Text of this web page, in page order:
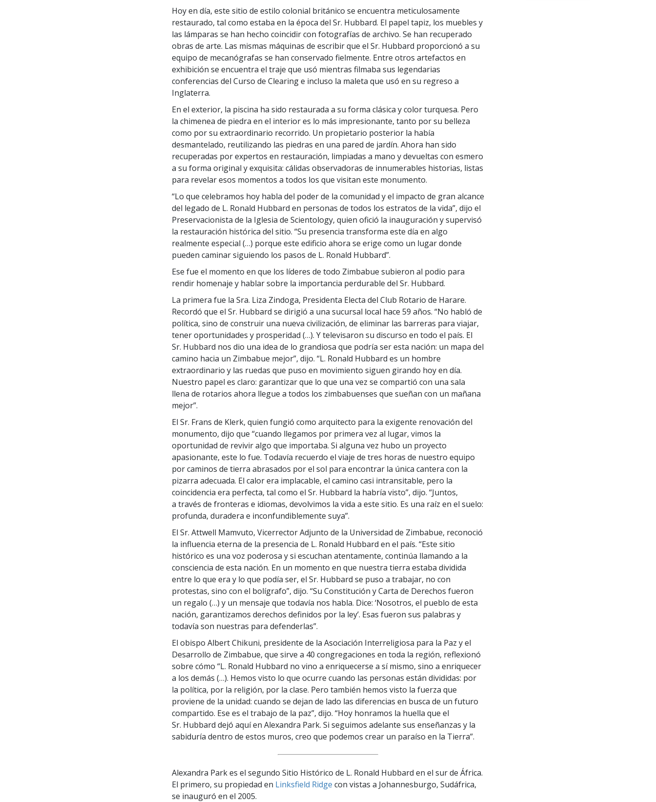
Hoy en día, este sitio de estilo colonial británico se encuentra meticulosamente
restaurado, tal como estaba en la época del Sr. Hubbard. El papel tapiz, los muebles y
las lámparas se han hecho coincidir con fotografías de archivo. Se han recuperado
obras de arte. Las mismas máquinas de escribir que el Sr. Hubbard proporcionó a su
equipo de mecanógrafas se han conservado fielmente. Entre otros artefactos en
exhibición se encuentra el traje que usó mientras filmaba sus legendarias
conferencias del Curso de Clearing e incluso la maleta que usó en su regreso a
Inglaterra.
En el exterior, la piscina ha sido restaurada a su forma clásica y color turquesa. Pero
la chimenea de piedra en el interior es lo más impresionante, tanto por su belleza
como por su extraordinario recorrido. Un propietario posterior la había
desmantelado, reutilizando las piedras en una pared de jardín. Ahora han sido
recuperadas por expertos en restauración, limpiadas a mano y devueltas con esmero
a su forma original y exquisita: cálidas observadoras de innumerables historias, listas
para revelar esos momentos a todos los que visitan este monumento.
“Lo que celebramos hoy habla del poder de la comunidad y el impacto de gran alcance
del legado de L. Ronald Hubbard en personas de todos los estratos de la vida”, dijo el
Preservacionista de la Iglesia de Scientology, quien ofició la inauguración y supervisó
la restauración histórica del sitio. “Su presencia transforma este día en algo
realmente especial (…) porque este edificio ahora se erige como un lugar donde
pueden caminar siguiendo los pasos de L. Ronald Hubbard”.
Ese fue el momento en que los líderes de todo Zimbabue subieron al podio para
rendir homenaje y hablar sobre la importancia perdurable del Sr. Hubbard.
La primera fue la Sra. Liza Zindoga, Presidenta Electa del Club Rotario de Harare.
Recordó que el Sr. Hubbard se dirigió a una sucursal local hace 59 años. “No habló de
política, sino de construir una nueva civilización, de eliminar las barreras para viajar,
tener oportunidades y prosperidad (…). Y televisaron su discurso en todo el país. El
Sr. Hubbard nos dio una idea de lo grandiosa que podría ser esta nación: un mapa del
camino hacia un Zimbabue mejor”, dijo. “L. Ronald Hubbard es un hombre
extraordinario y las ruedas que puso en movimiento siguen girando hoy en día.
Nuestro papel es claro: garantizar que lo que una vez se compartió con una sala
llena de rotarios ahora llegue a todos los zimbabuenses que sueñan con un mañana
mejor”.
El Sr. Frans de Klerk, quien fungió como arquitecto para la exigente renovación del
monumento, dijo que “cuando llegamos por primera vez al lugar, vimos la
oportunidad de revivir algo que importaba. Si alguna vez hubo un proyecto
apasionante, este lo fue. Todavía recuerdo el viaje de tres horas de nuestro equipo
por caminos de tierra abrasados por el sol para encontrar la única cantera con la
pizarra adecuada. El calor era implacable, el camino casi intransitable, pero la
coincidencia era perfecta, tal como el Sr. Hubbard la habría visto”, dijo. “Juntos,
a través de fronteras e idiomas, devolvimos la vida a este sitio. Es una raíz en el suelo:
profunda, duradera e inconfundiblemente suya”.
El Sr. Attwell Mamvuto, Vicerrector Adjunto de la Universidad de Zimbabue, reconoció
la influencia eterna de la presencia de L. Ronald Hubbard en el país. “Este sitio
histórico es una voz poderosa y si escuchan atentamente, continúa llamando a la
consciencia de esta nación. En un momento en que nuestra tierra estaba dividida
entre lo que era y lo que podía ser, el Sr. Hubbard se puso a trabajar, no con
protestas, sino con el bolígrafo”, dijo. “Su Constitución y Carta de Derechos fueron
un regalo (…) y un mensaje que todavía nos habla. Dice: ‘Nosotros, el pueblo de esta
nación, garantizamos derechos definidos por la ley’. Esas fueron sus palabras y
todavía son nuestras para defenderlas”.
El obispo Albert Chikuni, presidente de la Asociación Interreligiosa para la Paz y el
Desarrollo de Zimbabue, que sirve a 40 congregaciones en toda la región, reflexionó
sobre cómo “L. Ronald Hubbard no vino a enriquecerse a sí mismo, sino a enriquecer
a los demás (…). Hemos visto lo que ocurre cuando las personas están divididas: por
la política, por la religión, por la clase. Pero también hemos visto la fuerza que
proviene de la unidad: cuando se dejan de lado las diferencias en busca de un futuro
compartido. Ese es el trabajo de la paz”, dijo. “Hoy honramos la huella que el
Sr. Hubbard dejó aquí en Alexandra Park. Si seguimos adelante sus enseñanzas y la
sabiduría dentro de estos muros, creo que podemos crear un paraíso en la Tierra”.
Alexandra Park es el segundo Sitio Histórico de L. Ronald Hubbard en el sur de África.
El primero, su propiedad en Linksfield Ridge con vistas a Johannesburgo, Sudáfrica,
se inauguró en el 2005.